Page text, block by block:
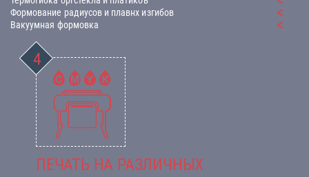
Формование радиусов и плавнх изгибов
Вакуумная формовка
ПЕЧАТЬ НА РАЗЛИЧНЫХ